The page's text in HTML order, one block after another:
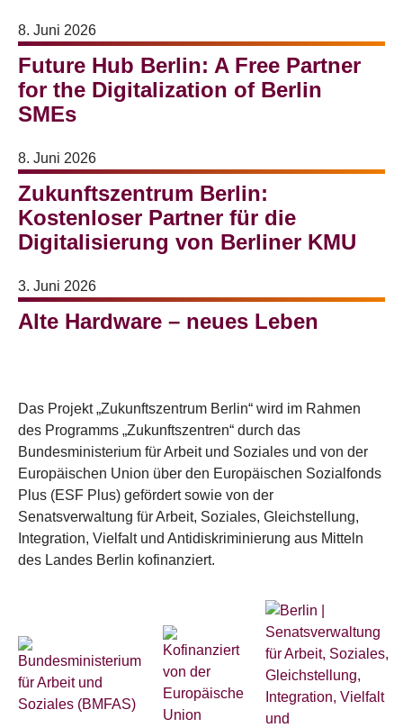
8. Juni 2026
Future Hub Berlin: A Free Partner
for the Digitalization of Berlin
SMEs
8. Juni 2026
Zukunftszentrum Berlin:
Kostenloser Partner für die
Digitalisierung von Berliner KMU
3. Juni 2026
Alte Hardware – neues Leben
Das Projekt „Zukunftszentrum Berlin“ wird im Rahmen
des Programms „Zukunftszentren“ durch das
Bundesministerium für Arbeit und Soziales und von der
Europäischen Union über den Europäischen Sozialfonds
Plus (ESF Plus) gefördert sowie von der
Senatsverwaltung für Arbeit, Soziales, Gleichstellung,
Integration, Vielfalt und Antidiskriminierung aus Mitteln
des Landes Berlin kofinanziert.